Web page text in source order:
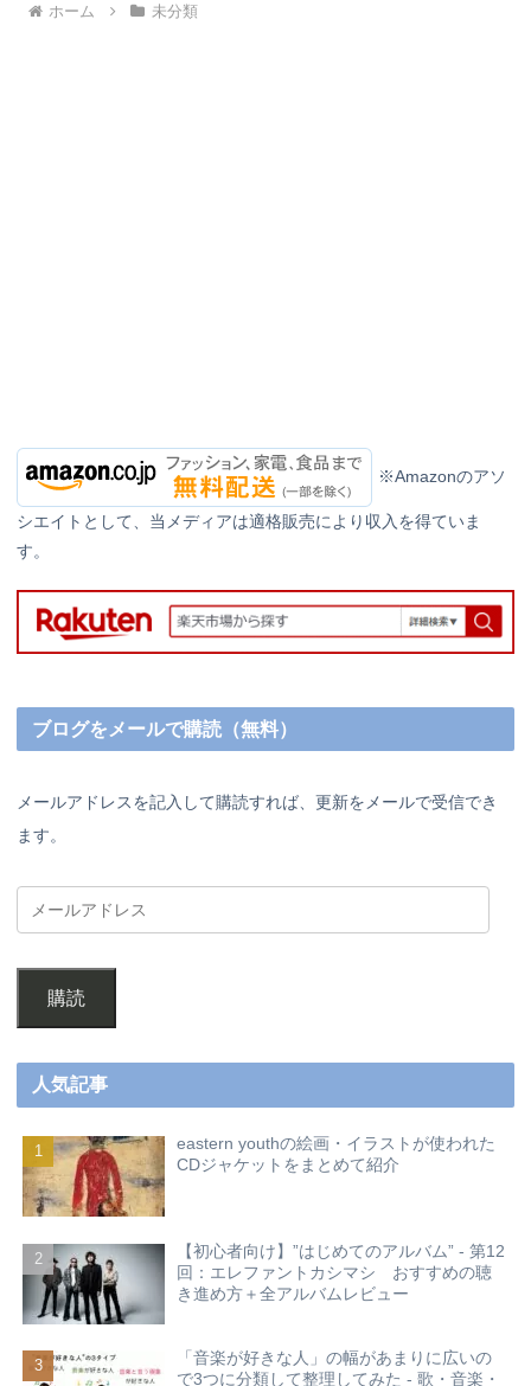
ホーム 未分類
※Amazonのアソ
シエイトとして、当メディアは適格販売により収入を得ていま
す。
ブログをメールで購読（無料）
メールアドレスを記入して購読すれば、更新をメールで受信でき
ます。
購読
人気記事
eastern youthの絵画・イラストが使われた
CDジャケットをまとめて紹介
【初心者向け】”はじめてのアルバム” - 第12
回：エレファントカシマシ おすすめの聴
き進め方＋全アルバムレビュー
「音楽が好きな人」の幅があまりに広いの
で3つに分類して整理してみた - 歌・音楽・